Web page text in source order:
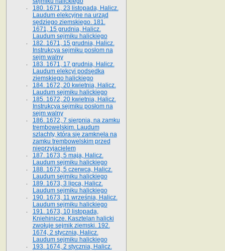
180. 1671, 23 listopada, Halicz.
Laudum elekcyjne na urząd
sędziego ziemskiego. 181.
1671, 15 grudnia, Halicz.
Laudum sejmiku halickiego
182. 1671, 15 grudnia, Halicz.
Instrukcya sejmiku posłom na
sejm walny
183. 1671, 17 grudnia, Halicz.
Laudum elekcyi podsędka
ziemskiego halickiego
184. 1672, 20 kwietnia, Halicz.
Laudum sejmiku halickiego
185. 1672, 20 kwietnia, Halicz.
Instrukcya sejmiku posłom na
sejm walny
186. 1672, 7 sierpnia, na zamku
trembowelskim. Laudum
szlachty, która się zamknęła na
zamku trembowelskim przed
nieprzyjacielem
187. 1673, 5 maja, Halicz.
Laudum sejmiku halickiego
188. 1673, 5 czerwca, Halicz.
Laudum sejmiku halickiego
189. 1673, 3 lipca, Halicz.
Laudum sejmiku halickiego
190. 1673, 11 września, Halicz.
Laudum sejmiku halickiego
191. 1673, 10 listopada,
Kniehinicze. Kasztelan halicki
zwołuje sejmik ziemski. 192.
1674, 2 stycznia, Halicz.
Laudum sejmiku halickiego
193. 1674, 2 stycznia, Halicz.